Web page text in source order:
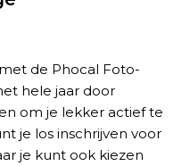
de Phocal Foto-
hele jaar door
om je lekker actief te
je los inschrijven voor
je kunt ook kiezen